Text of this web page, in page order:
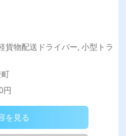
貨物配送ドライバー, 小型トラ
円
を見る